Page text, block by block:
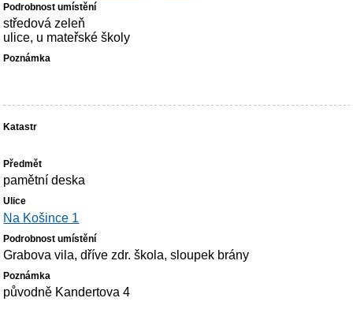
středová zeleň
ulice, u mateřské školy
pamětní deska
Na Košince 1
Grabova vila, dříve zdr. škola, sloupek brány
původně Kandertova 4